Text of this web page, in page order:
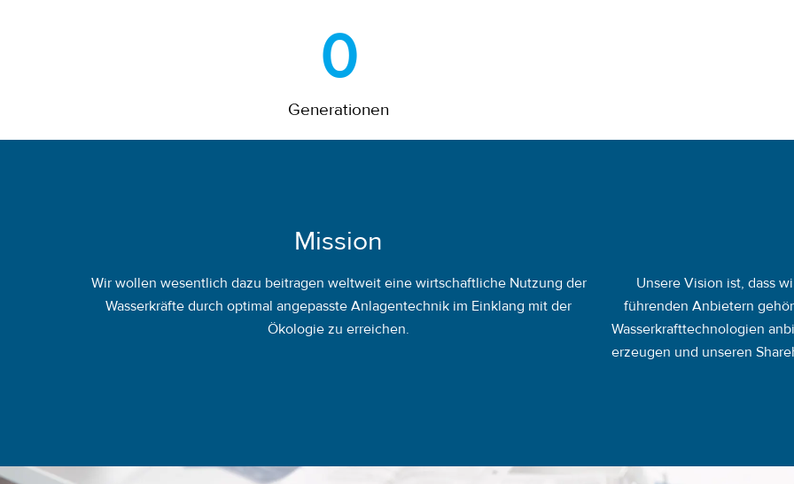
Generationen
0
Mission
Wir wollen wesentlich dazu beitragen weltweit eine wirtschaftliche Nutzung der
Wasserkräfte durch optimal angepasste Anlagentechnik im Einklang mit der
Ökologie zu erreichen.
Unsere Vision ist, dass
führenden Anbietern
Wasserkrafttechnologien
erzeugen und unseren